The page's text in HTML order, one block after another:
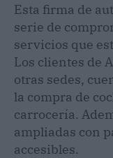
Esta firma de
serie de
servicios que
Los clientes de
otras sedes,
la compra de
carrocería.
ampliadas con
accesibles.